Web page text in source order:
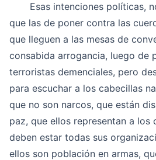
Esas intenciones políticas,
que las de poner contra las
que lleguen a las mesas de
consabida arrogancia, luego de
terroristas demenciales, pero
para escuchar a los cabecillas
que no son narcos, que están
paz, que ellos representan a los
deben estar todas sus
ellos son población en armas,